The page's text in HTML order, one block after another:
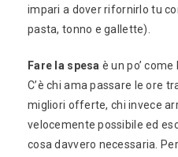
impari a dover rifornirlo tu
pasta, tonno e gallette).
Fare la spesa è un po’ come
C’è chi ama passare le ore
migliori offerte, chi invece
velocemente possibile ed
cosa davvero necessaria.